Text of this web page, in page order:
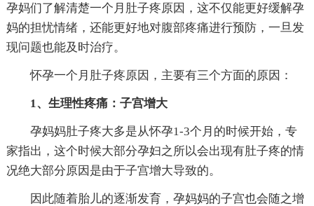
孕妈们了解清楚一个月肚子疼原因，这不仅能更好缓解孕
妈的担忧情绪，还能更好地对腹部疼痛进行预防，一旦发
现问题也能及时治疗。
怀孕一个月肚子疼原因，主要有三个方面的原因：
1、生理性疼痛：子宫增大
孕妈妈肚子疼大多是从怀孕1-3个月的时候开始，专
家指出，这个时候大部分孕妇之所以会出现有肚子疼的情
况绝大部分原因是由于子宫增大导致的。
因此随着胎儿的逐渐发育，孕妈妈的子宫也会随之增